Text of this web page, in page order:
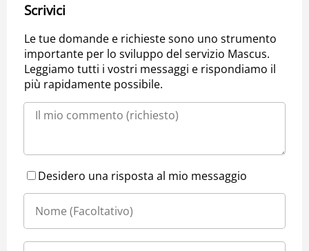
Scrivici
Le tue domande e richieste sono uno strumento
importante per lo sviluppo del servizio Mascus.
Leggiamo tutti i vostri messaggi e rispondiamo il
più rapidamente possibile.
Desidero una risposta al mio messaggio